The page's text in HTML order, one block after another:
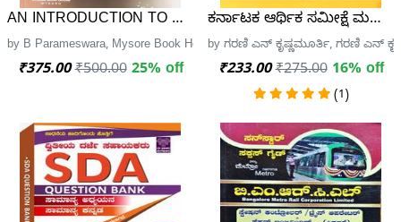
AN INTRODUCTION TO HISTORY OF KARNATAKA | B
by B Parameswara, Mysore Book House
₹375.00 ₹500.00 25% off
ಕರ್ನಾಟಕ ಆರ್ಥಿಕ ಸಮೀಕ್ಷೆ ಮತ್ತು
by ಗರಣಿ ಎನ್ ಕೃಷ್ಣಮೂರ್ತಿ, ಗರಣಿ ಎನ್
₹233.00 ₹275.00 16% off
(1)